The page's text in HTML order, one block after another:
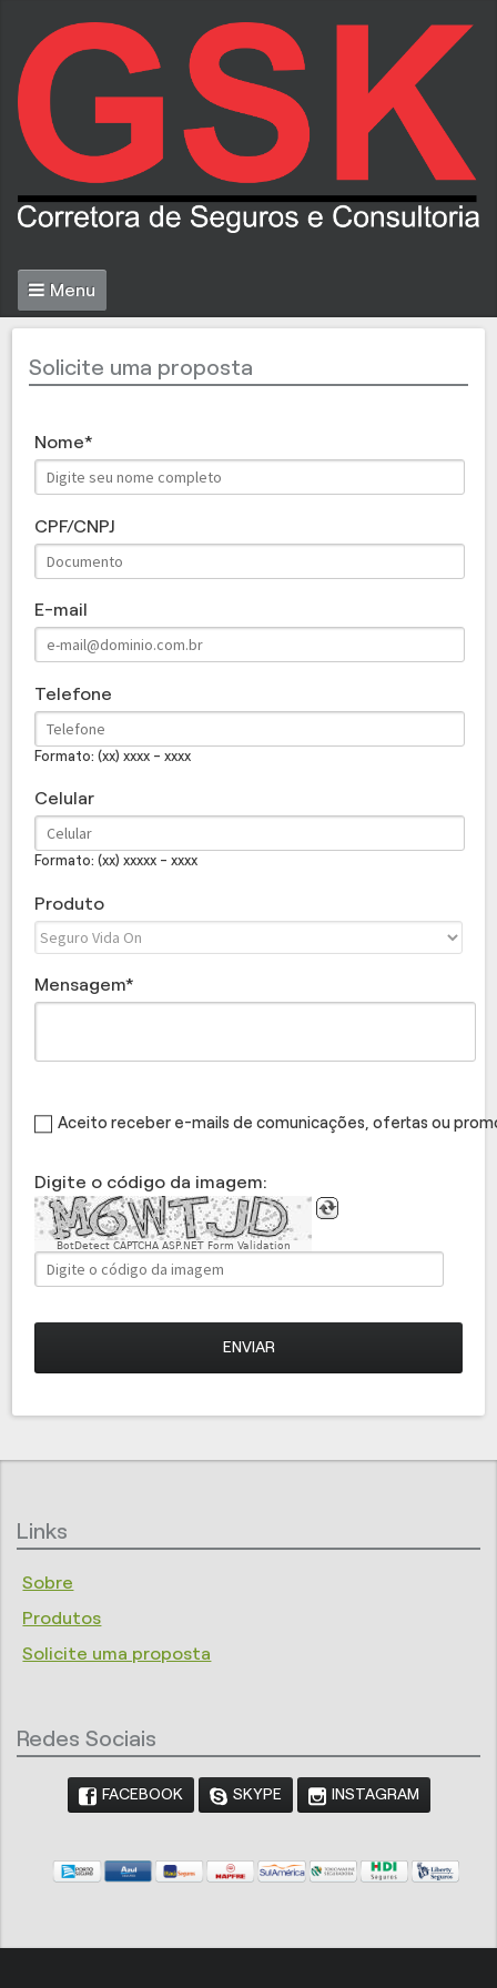
Menu
Solicite uma proposta
Nome
CPF/CNPJ
E-mail
Telefone
Formato: (xx) xxxx - xxxx
Celular
Formato: (xx) xxxxx - xxxx
Produto
Mensagem
Aceito receber e-mails de comunicações, ofertas ou
Digite o código da imagem:
BotDetect CAPTCHA ASP.NET Form Validation
ENVIAR
Links
Sobre
Produtos
Solicite uma proposta
Redes Sociais
FACEBOOK SKYPE INSTAGRAM